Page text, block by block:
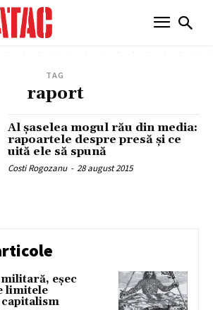
TAG
raport
Al şaselea mogul rău din media:
rapoartele despre presă şi ce
uită ele să spună
Costi Rogozanu - 28 august 2015
eșec
limitele